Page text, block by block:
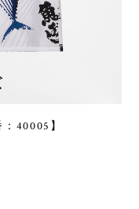
40005】